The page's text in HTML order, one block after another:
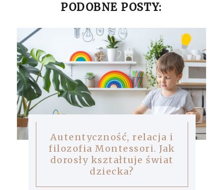
PODOBNE POSTY:
Autentyczność, relacja i
filozofia Montessori. Jak
dorosły kształtuje świat
dziecka?